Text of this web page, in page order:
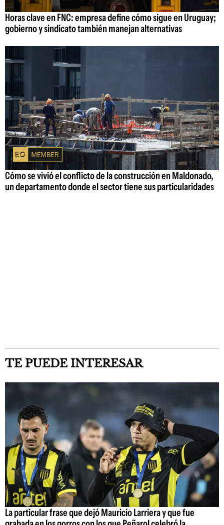
Horas clave en FNC: empresa define cómo sigue en Uruguay;
gobierno y sindicato también manejan alternativas
Cómo se vivió el conflicto de la construcción en Maldonado,
un departamento donde el sector tiene sus particularidades
TE PUEDE INTERESAR
La particular frase que dejó Mauricio Larriera y que fue